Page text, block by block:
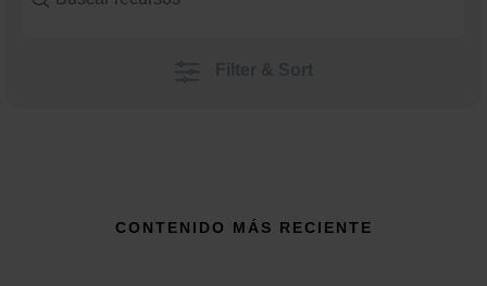
CONTENIDO MÁS RECIENTE